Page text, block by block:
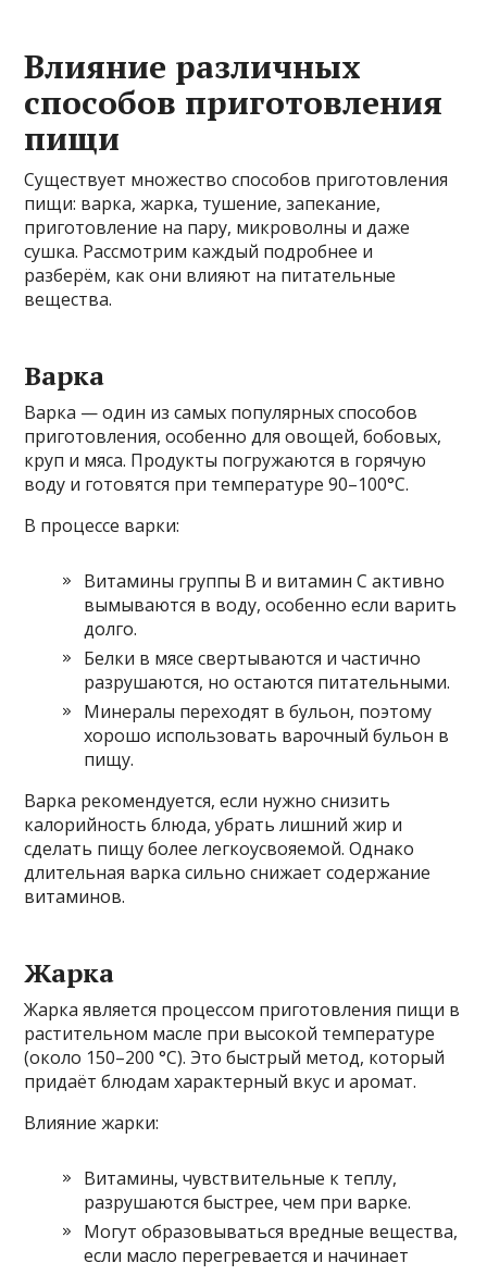
Влияние различных
способов приготовления
пищи
Существует множество способов приготовления
пищи: варка, жарка, тушение, запекание,
приготовление на пару, микроволны и даже
сушка. Рассмотрим каждый подробнее и
разберём, как они влияют на питательные
вещества.
Варка
Варка — один из самых популярных способов
приготовления, особенно для овощей, бобовых,
круп и мяса. Продукты погружаются в горячую
воду и готовятся при температуре 90–100°С.
В процессе варки:
Витамины группы B и витамин C активно
вымываются в воду, особенно если варить
долго.
Белки в мясе свертываются и частично
разрушаются, но остаются питательными.
Минералы переходят в бульон, поэтому
хорошо использовать варочный бульон в
пищу.
Варка рекомендуется, если нужно снизить
калорийность блюда, убрать лишний жир и
сделать пищу более легкоусвояемой. Однако
длительная варка сильно снижает содержание
витаминов.
Жарка
Жарка является процессом приготовления пищи в
растительном масле при высокой температуре
(около 150–200 °С). Это быстрый метод, который
придаёт блюдам характерный вкус и аромат.
Влияние жарки:
Витамины, чувствительные к теплу,
разрушаются быстрее, чем при варке.
Могут образовываться вредные вещества,
если масло перегревается и начинает